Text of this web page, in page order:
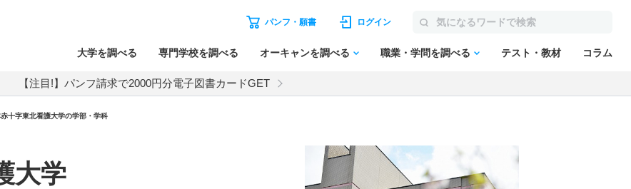
パンフ・願書 ログイン
大学を調べる 専門学校を調べる オーキャンを調べる 職業・学問を調べる テスト・教材 コラム
【注目!】パンフ請求で2000円分電子図書カードGET
赤十字東北看護大学の学部・学科
大学